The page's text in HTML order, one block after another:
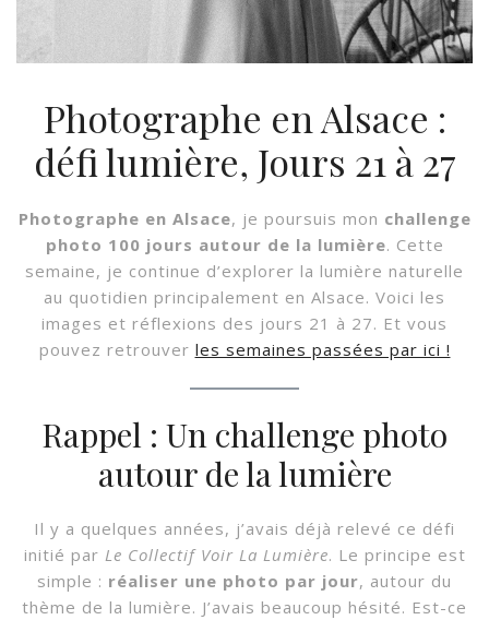
Photographe en Alsace :
défi lumière, Jours 21 à 27
Photographe en Alsace, je poursuis mon challenge
photo 100 jours autour de la lumière. Cette
semaine, je continue d’explorer la lumière naturelle
au quotidien principalement en Alsace. Voici les
images et réflexions des jours 21 à 27. Et vous
pouvez retrouver les semaines passées par ici !
Rappel : Un challenge photo
autour de la lumière
Il y a quelques années, j’avais déjà relevé ce défi
initié par Le Collectif Voir La Lumière. Le principe est
simple : réaliser une photo par jour, autour du
thème de la lumière. J’avais beaucoup hésité. Est-ce